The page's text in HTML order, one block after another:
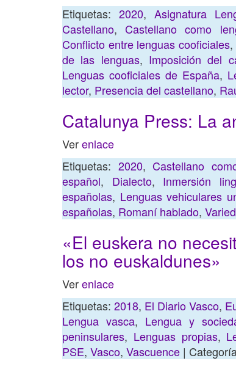
Etiquetas: 2020, Asignatura
Castellano,Castellano como
Conflicto entre lenguas cooficiales,
de las lenguas, Imposición del
Lenguas cooficiales de España,
lector, Presencia del castellano,
Catalunya Press: La
Verenlace
Etiquetas: 2020,Castellano
español, Dialecto, Inmersión
españolas, Lenguas vehiculares
españolas, Romaní hablado,
«El euskera no
los no euskaldunes»
Verenlace
Etiquetas: 2018, El Diario Vasco,
Lengua vasca, Lengua y
peninsulares, Lenguas propias,
PSE, Vasco, Vascuence |